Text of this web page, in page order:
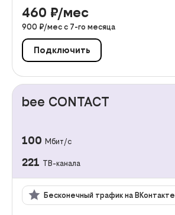
460 ₽/мес
900 ₽/мес с 7-го месяца
Подключить
bee CONTACT
100 Мбит/с
221 ТВ-канала
Бесконечный трафик на ВКонтакте